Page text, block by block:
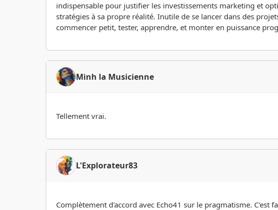
indispensable pour justifier les investissements marketing et
stratégies à sa propre réalité. Inutile de se lancer dans des
commencer petit, tester, apprendre, et monter en puissance
Minh la Musicienne
Tellement vrai.
L'Explorateur83
Complètement d'accord avec Echo41 sur le pragmatisme. C'est